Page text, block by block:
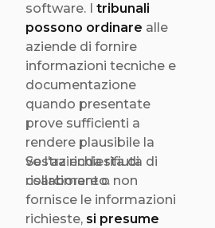
software. I tribunali
possono ordinare alle
aziende di fornire
informazioni tecniche e
documentazione
quando presentate
prove sufficienti a
rendere plausibile la
vostra richiesta di
risarcimento.
Se l'azienda rifiuta di
collaborare o non
fornisce le informazioni
richieste, si presume